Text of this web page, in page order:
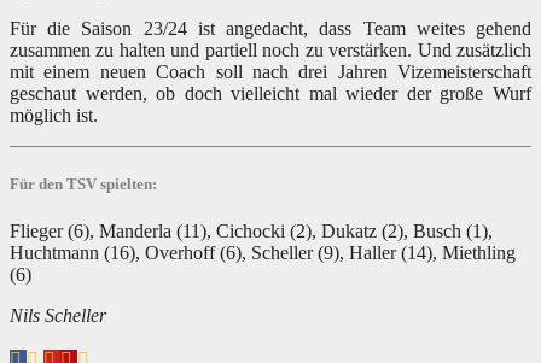
Für die Saison 23/24 ist angedacht, dass Team weites gehend
zusammen zu halten und partiell noch zu verstärken. Und zusätzlich
mit einem neuen Coach soll nach drei Jahren Vizemeisterschaft
geschaut werden, ob doch vielleicht mal wieder der große Wurf
möglich ist.
Für den TSV spielten:
Flieger (6), Manderla (11), Cichocki (2), Dukatz (2), Busch (1),
Huchtmann (16), Overhoff (6), Scheller (9), Haller (14), Miethling
(6)
Nils Scheller